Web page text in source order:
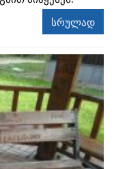
სრულად